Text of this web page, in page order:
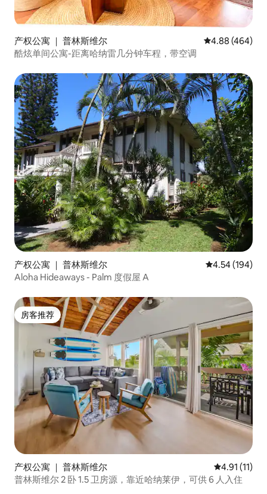
产权公寓 ｜ 普林斯维尔 平均评分 4.88
4.88 (464)
酷炫单间公寓-距离哈纳雷几分钟车程，带空调
产权公寓 ｜ 普林斯维尔 平均评分 4.54
4.54 (194)
Aloha Hideaways - Palm 度假屋 A
房客推荐
房客推荐
产权公寓 ｜ 普林斯维尔 平均评分
4.91 (11)
普林斯维尔 2 卧 1.5 卫房源，靠近哈纳莱伊，可供 6 人入住